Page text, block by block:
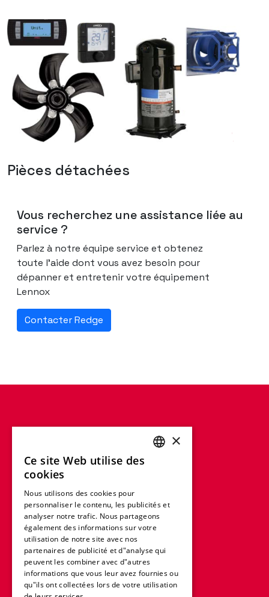
Pièces détachées
Vous recherchez une assistance liée au
service ?
Parlez à notre équipe service et obtenez
toute l'aide dont vous avez besoin pour
dépanner et entretenir votre équipement
Lennox
Contacter Redge
GERMAN
ITALIAN
SPANISH
POLISH
×
Ce site Web utilise des
cookies
Nous utilisons des cookies pour
personnaliser le contenu, les publicités et
analyser notre trafic. Nous partageons
également des informations sur votre
utilisation de notre site avec nos
partenaires de publicité et d"analyse qui
peuvent les combiner avec d"autres
informations que vous leur avez fournies ou
qu"ils ont collectées lors de votre utilisation